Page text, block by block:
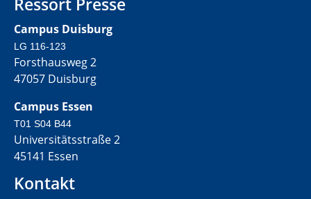
Campus Duisburg
LG 116-123
Forsthausweg 2
47057 Duisburg
Campus Essen
T01 S04 B44
Universitätsstraße 2
45141 Essen
Kontakt